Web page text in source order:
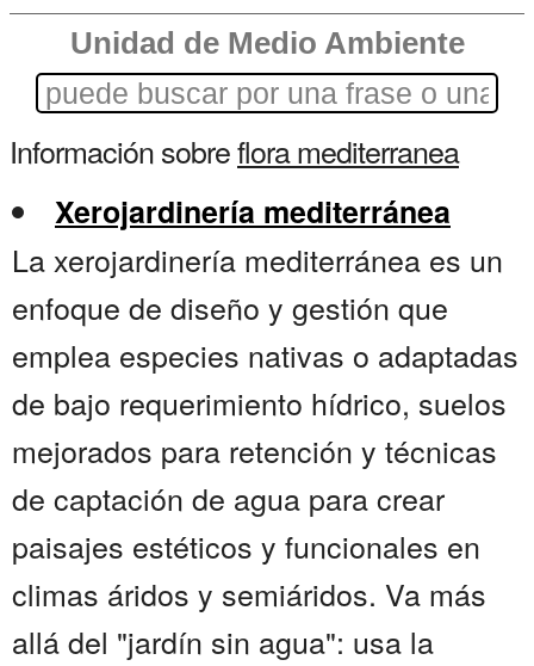
Unidad de Medio Ambiente
Información sobreflora mediterranea
Xerojardinería mediterránea
La xerojardinería mediterránea es un
enfoque de diseño y gestión que
emplea especies nativas o adaptadas
de bajo requerimiento hídrico, suelos
mejorados para retención y técnicas
de captación de agua para crear
paisajes estéticos y funcionales en
climas áridos y semiáridos. Va más
allá del "jardín sin agua": usa la